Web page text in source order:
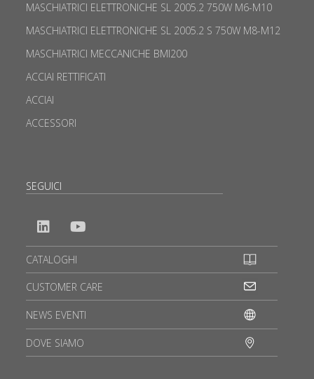
MASCHIATRICI ELETTRONICHE SL 2005.2 750W M6-M10
MASCHIATRICI ELETTRONICHE SL 2005.2 S 750W M8-M12
MASCHIATRICI MECCANICHE BMI200
ACCIAI RETTIFICATI
ACCIAI
ACCESSORI
SEGUICI
CATALOGHI
CUSTOMER CARE
NEWS EVENTI
DOVE SIAMO